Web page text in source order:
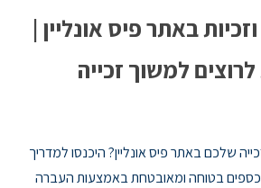
באתר פיס אונליין |
למשוך זכייה
שלכם באתר פיס אונליין? היכנסו למדריך
בטוחה ומאובטחת באמצעות העברה